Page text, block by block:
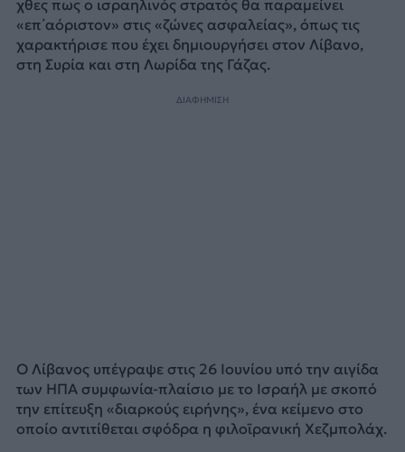
χθες πως ο ισραηλινός στρατός θα παραμείνει
«επ΄αόριστον» στις «ζώνες ασφαλείας», όπως τις
χαρακτήρισε που έχει δημιουργήσει στον Λίβανο,
στη Συρία και στη Λωρίδα της Γάζας.
ΔΙΑΦΗΜΙΣΗ
Ο Λίβανος υπέγραψε στις 26 Ιουνίου υπό την αιγίδα
των ΗΠΑ συμφωνία-πλαίσιο με το Ισραήλ με σκοπό
την επίτευξη «διαρκούς ειρήνης», ένα κείμενο στο
οποίο αντιτίθεται σφόδρα η φιλοϊρανική Χεζμπολάχ.